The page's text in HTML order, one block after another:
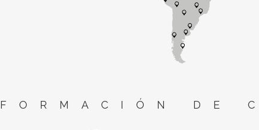
FORMACIÓN DE